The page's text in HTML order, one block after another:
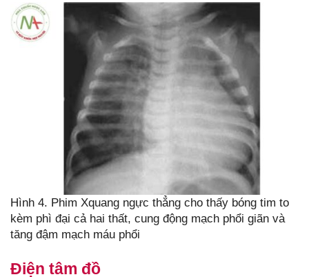
Hình 4. Phim Xquang ngực thẳng cho thấy bóng tim to
kèm phì đại cả hai thất, cung động mạch phổi giãn và
tăng đậm mạch máu phổi
Điện tâm đồ